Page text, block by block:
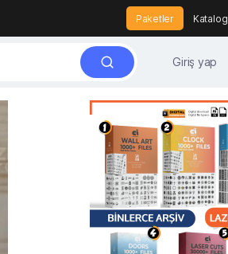
Paketler Katalog
Giriş yap